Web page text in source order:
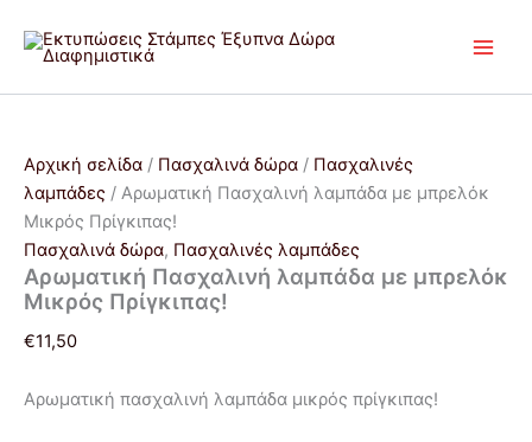
στο
περιεχόμενο
Αρχική σελίδα / Πασχαλινά δώρα / Πασχαλινές
λαμπάδες / Αρωματική Πασχαλινή λαμπάδα με μπρελόκ
Μικρός Πρίγκιπας!
Πασχαλινά δώρα, Πασχαλινές λαμπάδες
Αρωματική Πασχαλινή λαμπάδα με μπρελόκ
Μικρός Πρίγκιπας!
€11,50
Αρωματική πασχαλινή λαμπάδα μικρός πρίγκιπας!
Πασχαλινή
λαμπάδα
Πρίγκιπας!
ποσότητα
range:
through
το
έχει
παραλλαγές.
μπορούν
να
προϊόντος
range:
through
το
έχει
παραλλαγές.
μπορούν
να
προϊόντος